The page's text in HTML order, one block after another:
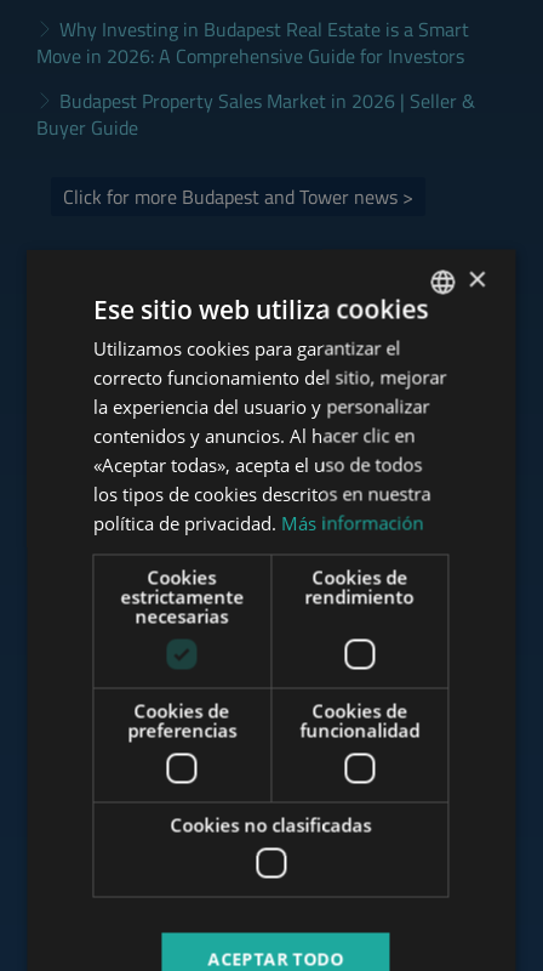
Why Investing in Budapest Real Estate is a Smart
Move in 2026: A Comprehensive Guide for Investors
Budapest Property Sales Market in 2026 | Seller &
Buyer Guide
Click for more Budapest and Tower news >
Consulte nuestra cartera
www.tower-investments.com
www.mybudapesthome.com
www.budapestluxuryapartments.hu
ENGLISH
HUNGARIAN
FRENCH
SPANISH
RUSSIAN
×
Ese sitio web utiliza cookies
Utilizamos cookies para garantizar el
correcto funcionamiento del sitio, mejorar
la experiencia del usuario y personalizar
contenidos y anuncios. Al hacer clic en
«Aceptar todas», acepta el uso de todos
los tipos de cookies descritos en nuestra
política de privacidad. Más información
Cookies
estrictamente
necesarias
Cookies de
rendimiento
Cookies de
preferencias
Cookies de
funcionalidad
Cookies no clasificadas
ACEPTAR TODO